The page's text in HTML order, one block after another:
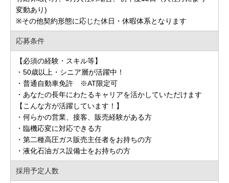
変動あり)
※その他契約形態に応じた休日・休暇体系となります
応募条件
【必須の経験・スキル等】
・50歳以上・シニア層が活躍中！
・普通自動車免許 ※AT限定可
・あなたの長年にわたるキャリアを活かしていただけます
【こんな方が活躍しています！】
・何らかの営業、接客、販売経験がある方
・臨機応変に対応できる方
・第二種高圧ガス販売主任者をお持ちの方
・液化石油ガス設備士をお持ちの方
採用予定人数